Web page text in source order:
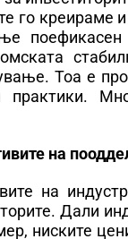
го креираме
Тоа е
практики.
на
на
Дали
ниските